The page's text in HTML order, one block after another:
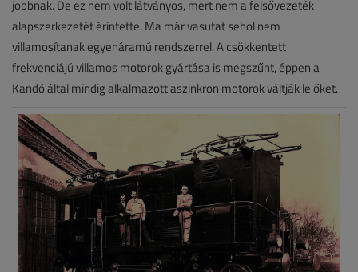
jobbnak. De ez nem volt látványos, mert nem a felsővezeték
alapszerkezetét érintette. Ma már vasutat sehol nem
villamosítanak egyenáramú rendszerrel. A csökkentett
frekvenciájú villamos motorok gyártása is megszűnt, éppen a
Kandó által mindig alkalmazott aszinkron motorok váltják le őket.